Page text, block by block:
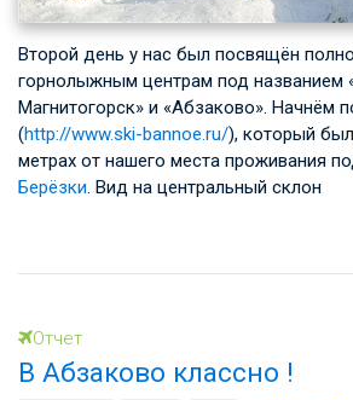
Второй день у нас был посвящён
горнолыжным центрам под названием
Магнитогорск» и «Абзаково». Начнём
(http://www.ski-bannoe.ru/), который
метрах от нашего места проживания
Берёзки. Вид на центральный склон
Отчет
В Абзаково классно !